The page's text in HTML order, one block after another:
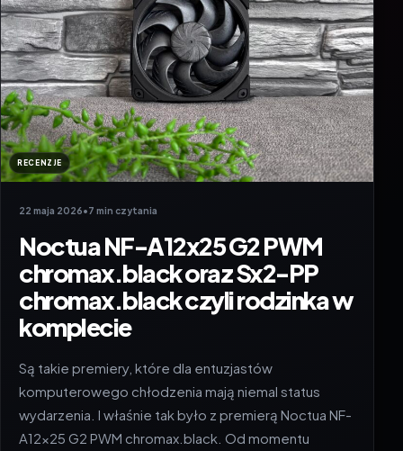
RECENZJE
22 maja 2026•7 min czytania
Noctua NF-A12x25 G2 PWM
chromax.black oraz Sx2-PP
chromax.black czyli rodzinka w
komplecie
Są takie premiery, które dla entuzjastów
komputerowego chłodzenia mają niemal status
wydarzenia. I właśnie tak było z premierą Noctua NF-
A12x25 G2 PWM chromax.black. Od momentu